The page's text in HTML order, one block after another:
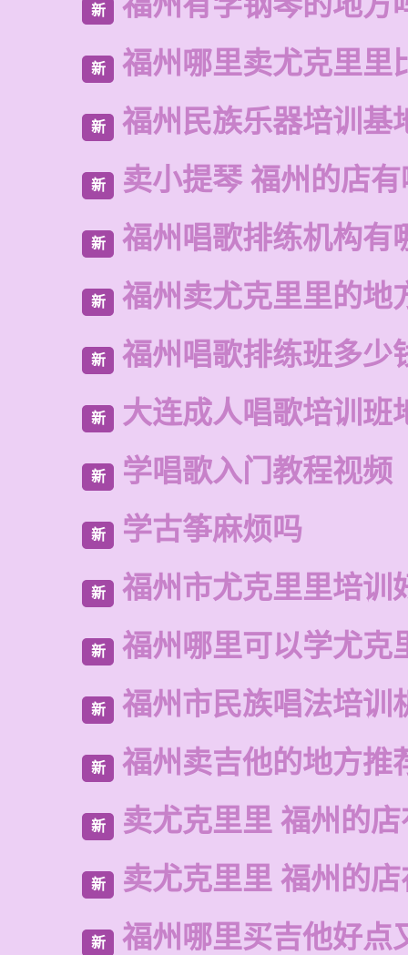
新
新 福州哪里卖尤克里里
新 福州民族乐器培训基
新 卖小提琴 福州的店
新 福州唱歌排练机构有
新 福州卖尤克里里的地
新 福州唱歌排练班多少
新 大连成人唱歌培训班
新 学唱歌入门教程视频
新 学古筝麻烦吗
新 福州市尤克里里培训
新 福州哪里可以学尤克
新 福州市民族唱法培训
新 福州卖吉他的地方推
新 卖尤克里里 福州的
新 卖尤克里里 福州的
新 福州哪里买吉他好点